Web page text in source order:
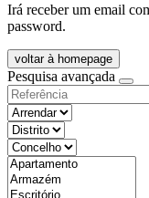
Irá receber um email
password.
voltar à homepage
Pesquisa avançada
objective
districtId
countyId
types